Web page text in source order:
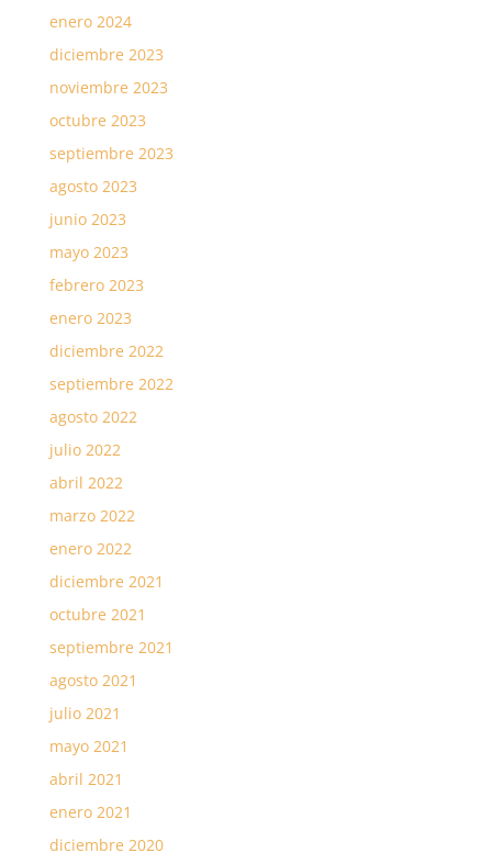
enero 2024
diciembre 2023
noviembre 2023
octubre 2023
septiembre 2023
agosto 2023
junio 2023
mayo 2023
febrero 2023
enero 2023
diciembre 2022
septiembre 2022
agosto 2022
julio 2022
abril 2022
marzo 2022
enero 2022
diciembre 2021
octubre 2021
septiembre 2021
agosto 2021
julio 2021
mayo 2021
abril 2021
enero 2021
diciembre 2020